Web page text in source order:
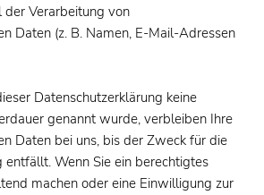
Verarbeitung von
Daten (z. B. Namen, E-Mail-Adressen
Datenschutzerklärung keine
genannt wurde, verbleiben Ihre
Daten bei uns, bis der Zweck für die
entfällt. Wenn Sie ein berechtigtes
machen oder eine Einwilligung zur